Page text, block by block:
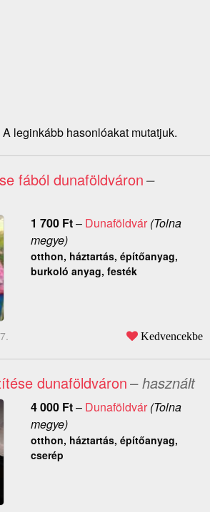
leginkább hasonlóakat mutatjuk.
fából dunaföldváron–
1 700 Ft– Dunaföldvár(Tolna
megye)
otthon, háztartás, építőanyag,
burkoló anyag, festék
Kedvencekbe
dunaföldváron– használt
4 000 Ft– Dunaföldvár(Tolna
megye)
otthon, háztartás, építőanyag,
cserép